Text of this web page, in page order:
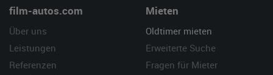
film-autos.com
Über uns
Leistungen
Referenzen
Mieten
Oldtimer mieten
Erweiterte Suche
Fragen für Mieter